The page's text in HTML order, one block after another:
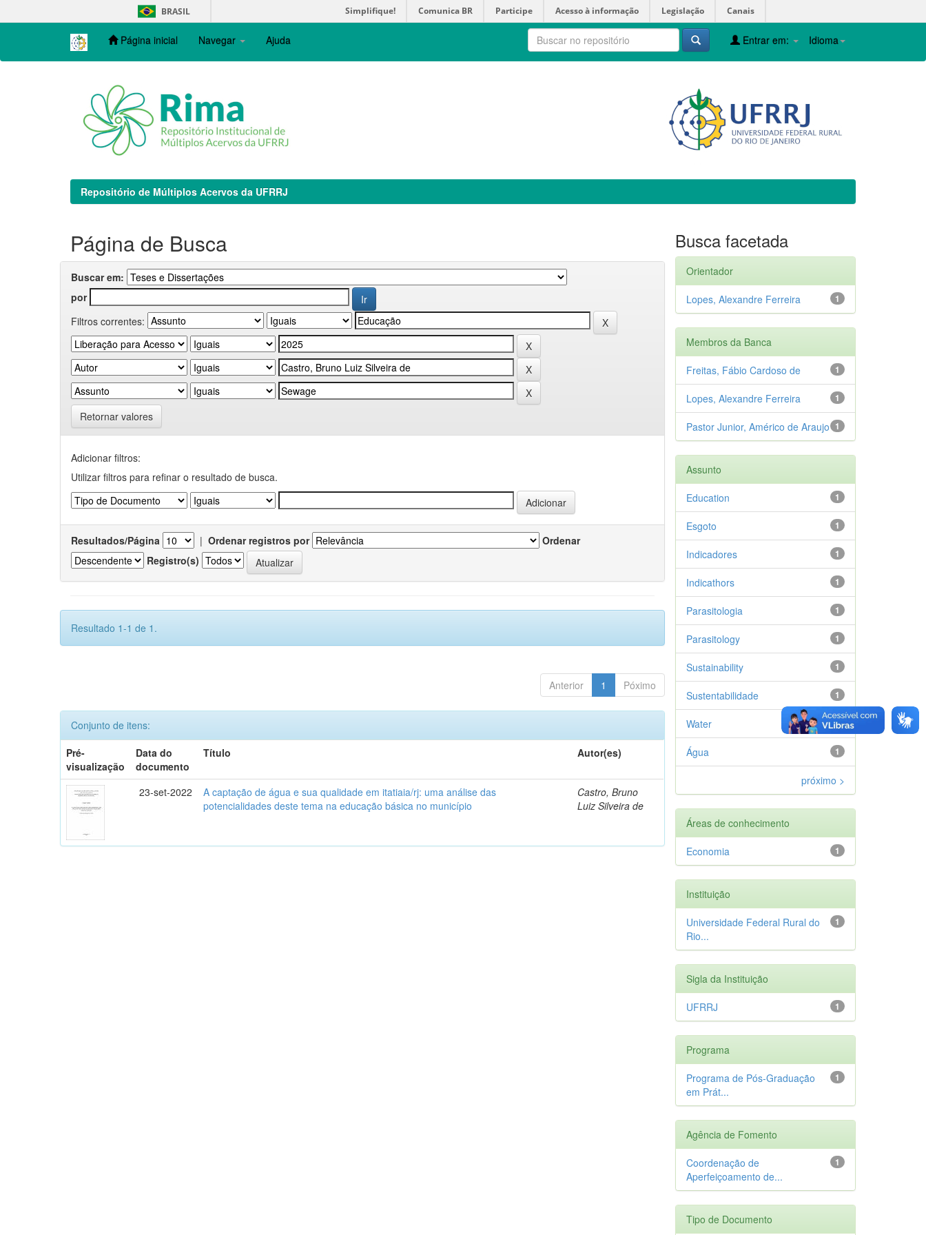
navigation
BRASIL Simplifique! Comunica BR Participe Acesso à informação Legislação Canais
Página inicial Navegar Ajuda Idioma
Entrar em:
Repositório de Múltiplos Acervos da UFRRJ
Página de Busca
Buscar em:
por
Filtros correntes:
Retornar valores
Adicionar filtros:
Utilizar filtros para refinar o resultado de busca.
Resultados/Página | Ordenar registros por
Ordenar
Registro(s)
Resultado 1-1 de 1.
Anterior 1 Póximo
Conjunto de itens:
Pré-
visualização
Data do
documento
Título Autor(es)
23-set-2022
A captação de água e sua qualidade em itatiaia/rj: uma análise das
potencialidades deste tema na educação básica no município
Castro, Bruno
Luiz Silveira de
Busca facetada
Orientador
1
Lopes, Alexandre Ferreira
Membros da Banca
1
Freitas, Fábio Cardoso de
1
Lopes, Alexandre Ferreira
1
Pastor Junior, Américo de Araujo
Assunto
1
Education
1
Esgoto
1
Indicadores
1
Indicathors
1
Parasitologia
1
Parasitology
1
Sustainability
1
Sustentabilidade
1
Water
1
Água
próximo >
Áreas de conhecimento
1
Economia
Instituição
1
Universidade Federal Rural do
Rio...
Sigla da Instituição
1
UFRRJ
Programa
1
Programa de Pós-Graduação
em Prát...
Agência de Fomento
1
Coordenação de
Aperfeiçoamento de...
Tipo de Documento